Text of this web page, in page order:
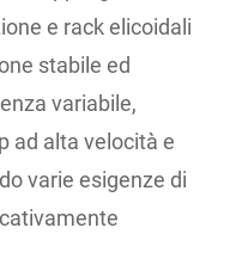
e rack elicoidali
stabile ed
variabile,
ad alta velocità e
varie esigenze di